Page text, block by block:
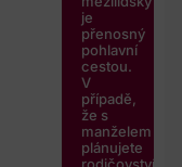
je
přenosný
pohlavní
cestou.
V
případě,
že s
manželem
plánujete